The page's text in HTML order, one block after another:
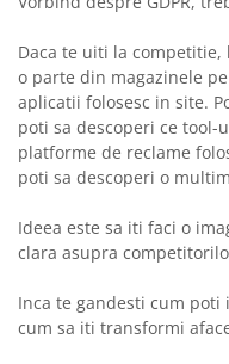
Daca te uiti la competitie,
o parte din magazinele
aplicatii folosesc in site.
poti sa descoperi ce
platforme de reclame
poti sa descoperi o
Ideea este sa iti faci o
clara asupra
Inca te gandesti cum
cum sa iti transformi